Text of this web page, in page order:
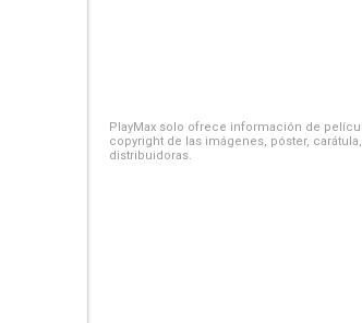
PlayMax solo ofrece información de
copyright de las imágenes, póster,
distribuidoras.